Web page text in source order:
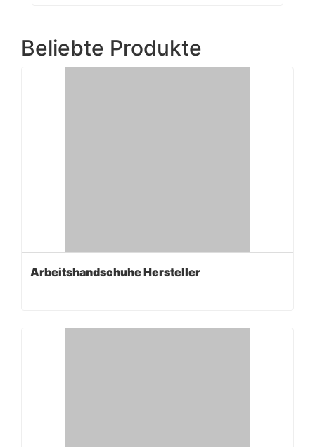
Beliebte Produkte
Arbeitshandschuhe Hersteller